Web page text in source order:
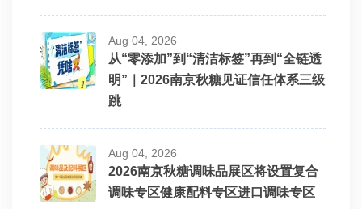
Aug 04, 2026
从“零添加”到“清洁标签”再到“全链透
明”｜2026南京秋糖见证信任体系三级
跳
Aug 04, 2026
2026南京秋糖调味品展区将设置复合
调味专区健康配料专区进口调味专区